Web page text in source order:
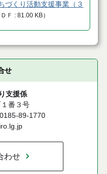
づくり活動支援事業（３
Ｆ 81.00 KB）
せ
支援係
番３号
89-1770
わせ